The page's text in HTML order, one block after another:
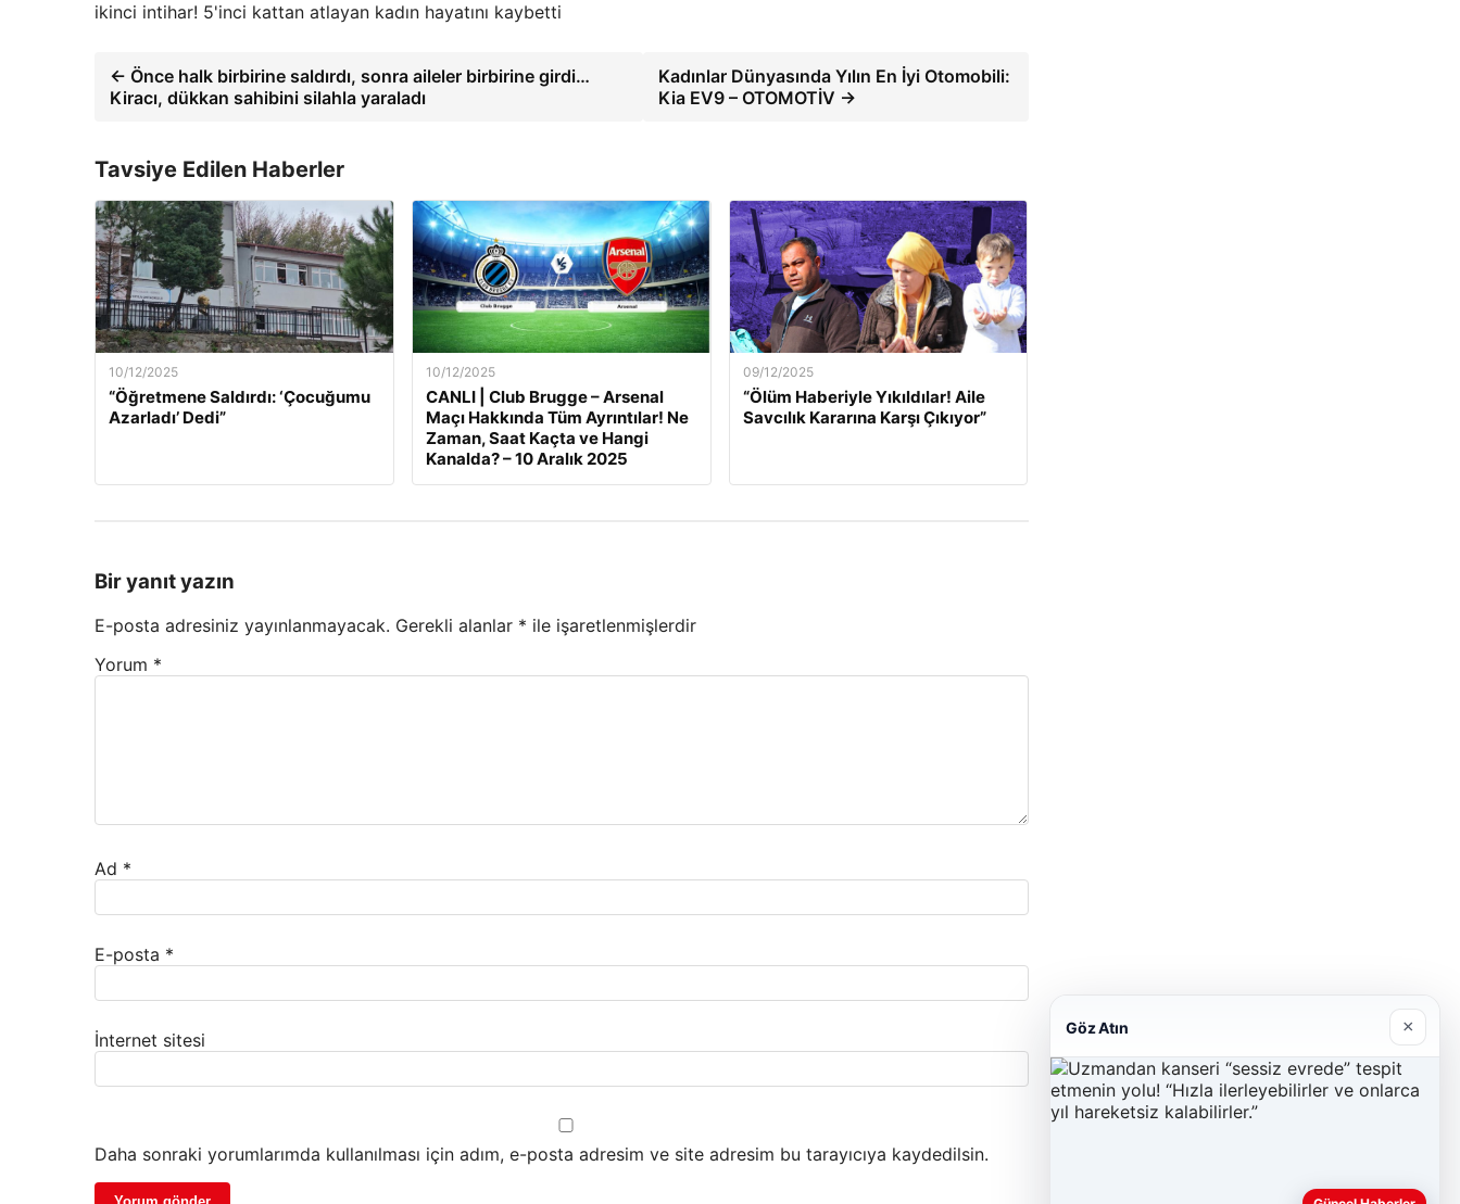
ikinci intihar! 5'inci kattan atlayan kadın hayatını kaybetti
← Önce halk birbirine saldırdı, sonra aileler birbirine girdi…
Kiracı, dükkan sahibini silahla yaraladı
Kadınlar Dünyasında Yılın En İyi Otomobili:
Kia EV9 – OTOMOTİV →
Tavsiye Edilen Haberler
10/12/2025
“Öğretmene Saldırdı: ‘Çocuğumu
Azarladı’ Dedi”
10/12/2025
CANLI | Club Brugge – Arsenal
Maçı Hakkında Tüm Ayrıntılar! Ne
Zaman, Saat Kaçta ve Hangi
Kanalda? – 10 Aralık 2025
09/12/2025
“Ölüm Haberiyle Yıkıldılar! Aile
Savcılık Kararına Karşı Çıkıyor”
Bir yanıt yazın
E-posta adresiniz yayınlanmayacak. Gerekli alanlar * ile işaretlenmişlerdir
Yorum *
Ad *
E-posta *
İnternet sitesi
Daha sonraki yorumlarımda kullanılması için adım, e-posta adresim ve site adresim bu tarayıcıya kaydedilsin.
Göz Atın ×